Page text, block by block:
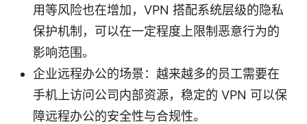
用等风险也在增加，VPN 搭配系统层级的隐私
保护机制，可以在一定程度上限制恶意行为的
影响范围。
企业远程办公的场景：越来越多的员工需要在
手机上访问公司内部资源，稳定的 VPN 可以保
障远程办公的安全性与合规性。